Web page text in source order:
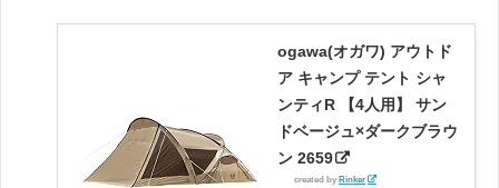
ogawa(オガワ) アウトド
ア キャンプ テント シャ
ンティR 【4人用】 サン
ドベージュ×ダークブラウ
ン 2659
created by Rinker